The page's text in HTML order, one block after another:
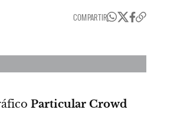
COMPARTIR
Particular Crowd